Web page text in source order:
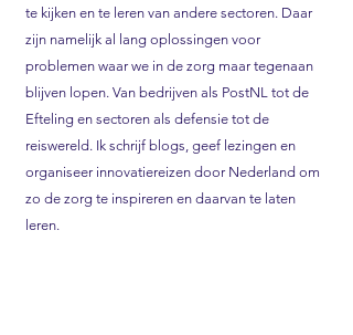
te kijken en te leren van andere sectoren. Daar
zijn namelijk al lang oplossingen voor
problemen waar we in de zorg maar tegenaan
blijven lopen. Van bedrijven als PostNL tot de
Efteling en sectoren als defensie tot de
reiswereld. Ik schrijf blogs, geef lezingen en
organiseer innovatiereizen door Nederland om
zo de zorg te inspireren en daarvan te laten
leren.